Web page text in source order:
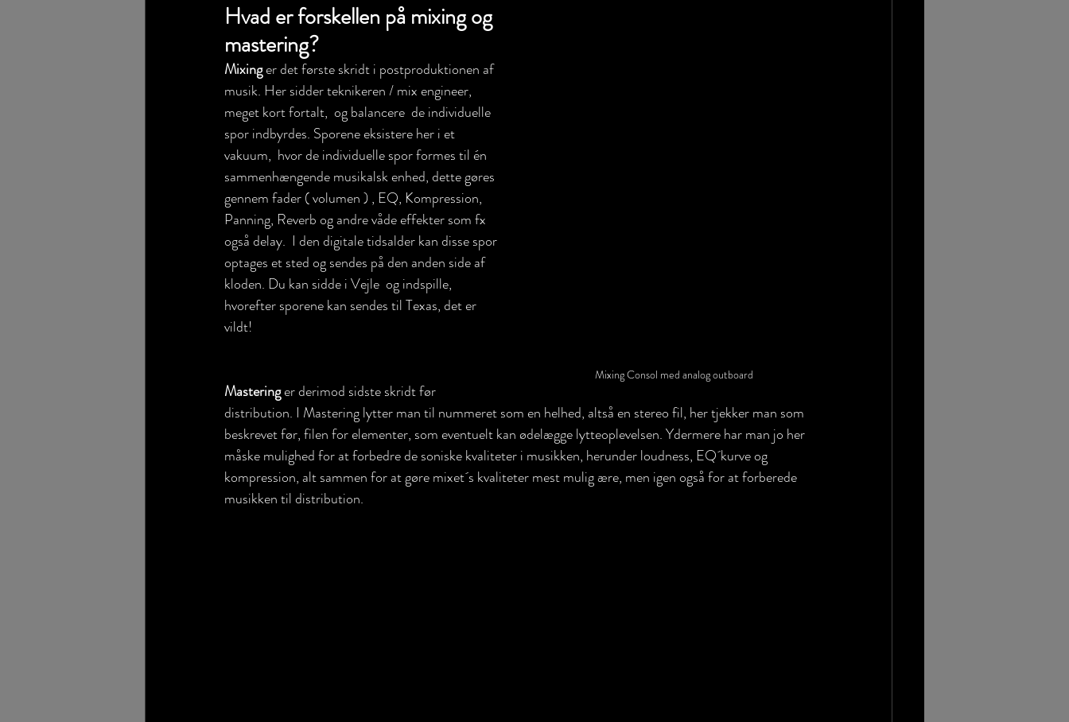
Mixing Consol med analog outboard
Hvad er forskellen på mixing og
mastering?
Mixing er det første skridt i postproduktionen af
musik. Her sidder teknikeren / mix engineer,
meget kort fortalt,  og balancere  de individuelle
spor indbyrdes. Sporene eksistere her i et
vakuum,  hvor de individuelle spor formes til én
sammenhængende musikalsk enhed, dette gøres
gennem fader ( volumen ) , EQ, Kompression,
Panning, Reverb og andre våde effekter som fx
også delay.  I den digitale tidsalder kan disse spor
optages et sted og sendes på den anden side af
kloden. Du kan sidde i Vejle  og indspille,
hvorefter sporene kan sendes til Texas, det er
vildt!
Mastering er derimod sidste skridt før
distribution. I Mastering lytter man til nummeret som en helhed, altså en stereo fil, her tjekker man som
beskrevet før, filen for elementer, som eventuelt kan ødelægge lytteoplevelsen. Ydermere har man jo her
måske mulighed for at forbedre de soniske kvaliteter i musikken, herunder loudness, EQ´kurve og
kompression, alt sammen for at gøre mixet´s kvaliteter mest mulig ære, men igen også for at forberede
musikken til distribution.